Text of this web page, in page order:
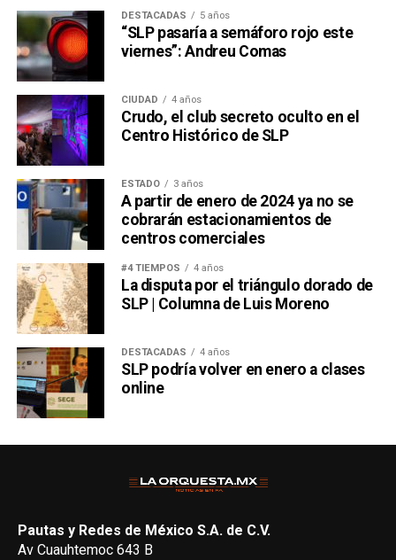
DESTACADAS 5 años
“SLP pasaría a semáforo rojo este
viernes”: Andreu Comas
CIUDAD 4 años
Crudo, el club secreto oculto en el
Centro Histórico de SLP
ESTADO 3 años
A partir de enero de 2024 ya no se
cobrarán estacionamientos de
centros comerciales
#4 TIEMPOS 4 años
La disputa por el triángulo dorado de
SLP | Columna de Luis Moreno
DESTACADAS 4 años
SLP podría volver en enero a clases
online
Pautas y Redes de México S.A. de C.V.
Av Cuauhtemoc 643 B